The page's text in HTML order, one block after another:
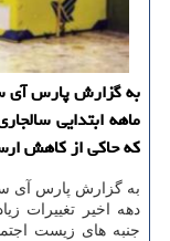
به گزارش پارس آی
كه حاكی از كاهش
به گزارش پارس آی
دهه اخیر تغییرات
جنبه های زیست